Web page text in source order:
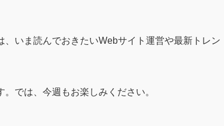
いま読んでおきたいWebサイト運営や最新トレン
では、今週もお楽しみください。